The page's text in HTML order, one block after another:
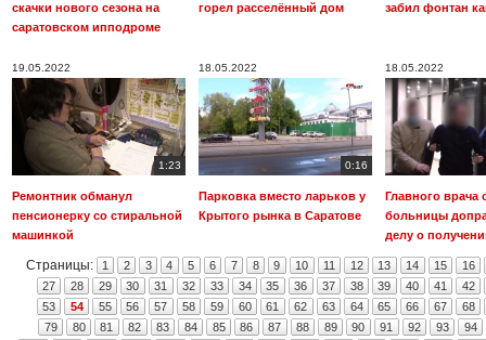
скачки нового сезона на
саратовском ипподроме
горел расселённый дом
забил фонтан
19.05.2022
1:23
Ремонтник обманул
пенсионерку со стиральной
машинкой
18.05.2022
0:16
Парковка вместо ларьков у
Крытого рынка в Саратове
18.05.2022
Главного врача
больницы
делу о
Страницы: 1 2 3 4 5 6 7 8 9 10 11 12 13 14 15
16
27
28 29 30 31 32 33 34 35 36 37 38 39 40 41
42
53
54 55 56 57 58 59 60 61 62 63 64 65 66 67
68
79
80 81 82 83 84 85 86 87 88 89 90 91 92 93
94